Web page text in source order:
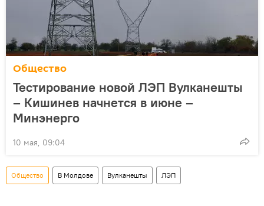
Общество
Тестирование новой ЛЭП Вулканешты
– Кишинев начнется в июне –
Минэнерго
10 мая, 09:04
Общество В Молдове Вулканешты ЛЭП